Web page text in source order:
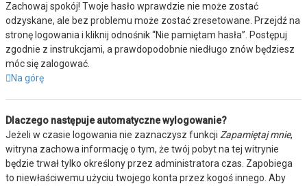
Zachowaj spokój! Twoje hasło wprawdzie nie może zostać
odzyskane, ale bez problemu może zostać zresetowane. Przejdź na
stronę logowania i kliknij odnośnik “Nie pamiętam hasła”. Postępuj
zgodnie z instrukcjami, a prawdopodobnie niedługo znów będziesz
móc się zalogować.
Na górę
Dlaczego następuje automatyczne wylogowanie?
Jeżeli w czasie logowania nie zaznaczysz funkcji Zapamiętaj mnie,
witryna zachowa informację o tym, że twój pobyt na tej witrynie
będzie trwał tylko określony przez administratora czas. Zapobiega
to niewłaściwemu użyciu twojego konta przez kogoś innego. Aby